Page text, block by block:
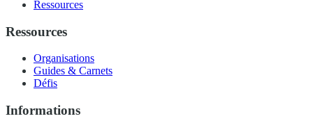
Ressources
Ressources
Organisations
Guides & Carnets
Défis
Informations